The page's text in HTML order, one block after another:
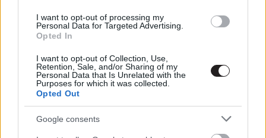
I want to opt-out of processing my
Personal Data for Targeted Advertising.
Opted In
I want to opt-out of Collection, Use,
Retention, Sale, and/or Sharing of my
Personal Data that Is Unrelated with the
Purposes for which it was collected.
Opted Out
Google consents
Ekkor indul A mi kis falunk
LEGFRISSEBB PODCASTÜNK